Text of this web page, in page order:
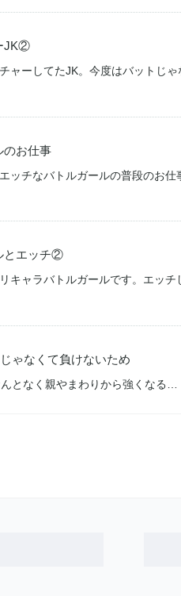
JK②
ャーしてたJK。今度はバットじ
のお仕事
ッチなバトルガールの普段のお仕
とエッチ②
キャラバトルガールです。エッ
ゃなくて負けないため
となく親やまわりから強くなる…